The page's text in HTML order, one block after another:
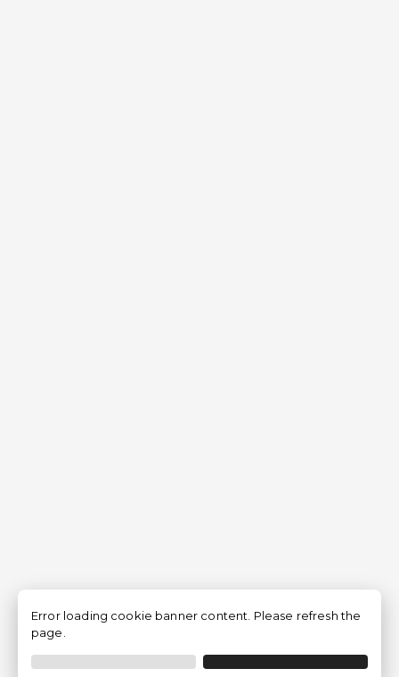
Filtrar
Error loading cookie banner content. Please refresh the
page.